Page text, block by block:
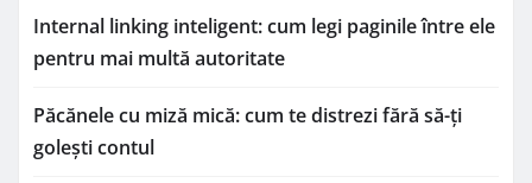
Internal linking inteligent: cum legi paginile între ele
pentru mai multă autoritate
Păcănele cu miză mică: cum te distrezi fără să-ți
golești contul